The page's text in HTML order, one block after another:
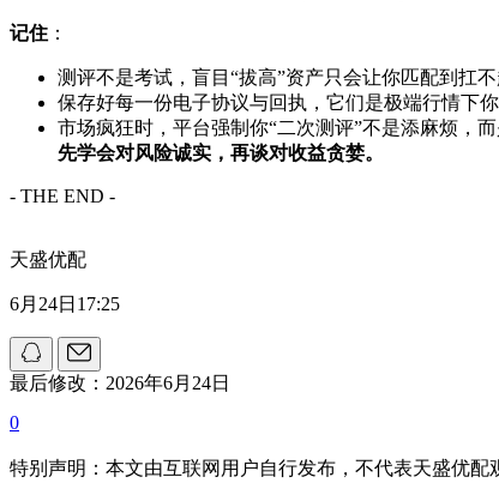
记住 ：
测评不是考试，盲目“拔高”资产只会让你匹配到扛不
保存好每一份电子协议与回执，它们是极端行情下
市场疯狂时，平台强制你“二次测评”不是添麻烦，而
先学会对风险诚实，再谈对收益贪婪。
- THE END -
天盛优配
6月24日17:25
最后修改：2026年6月24日
0
特别声明：本文由互联网用户自行发布，不代表天盛优配